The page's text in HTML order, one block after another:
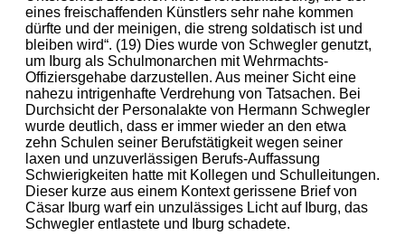
eines freischaffenden Künstlers sehr nahe kommen
dürfte und der meinigen, die streng soldatisch ist und
bleiben wird“. (19) Dies wurde von Schwegler genutzt,
um Iburg als Schulmonarchen mit Wehrmachts-
Offiziersgehabe darzustellen. Aus meiner Sicht eine
nahezu intrigenhafte Verdrehung von Tatsachen. Bei
Durchsicht der Personalakte von Hermann Schwegler
wurde deutlich, dass er immer wieder an den etwa
zehn Schulen seiner Berufstätigkeit wegen seiner
laxen und unzuverlässigen Berufs-Auffassung
Schwierigkeiten hatte mit Kollegen und Schulleitungen.
Dieser kurze aus einem Kontext gerissene Brief von
Cäsar Iburg warf ein unzulässiges Licht auf Iburg, das
Schwegler entlastete und Iburg schadete.